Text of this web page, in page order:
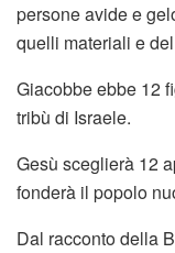
persone avide e
quelli materiali e
Giacobbe ebbe 12
tribù di Israele.
Gesù sceglierà 12
fonderà il popolo
Dal racconto della